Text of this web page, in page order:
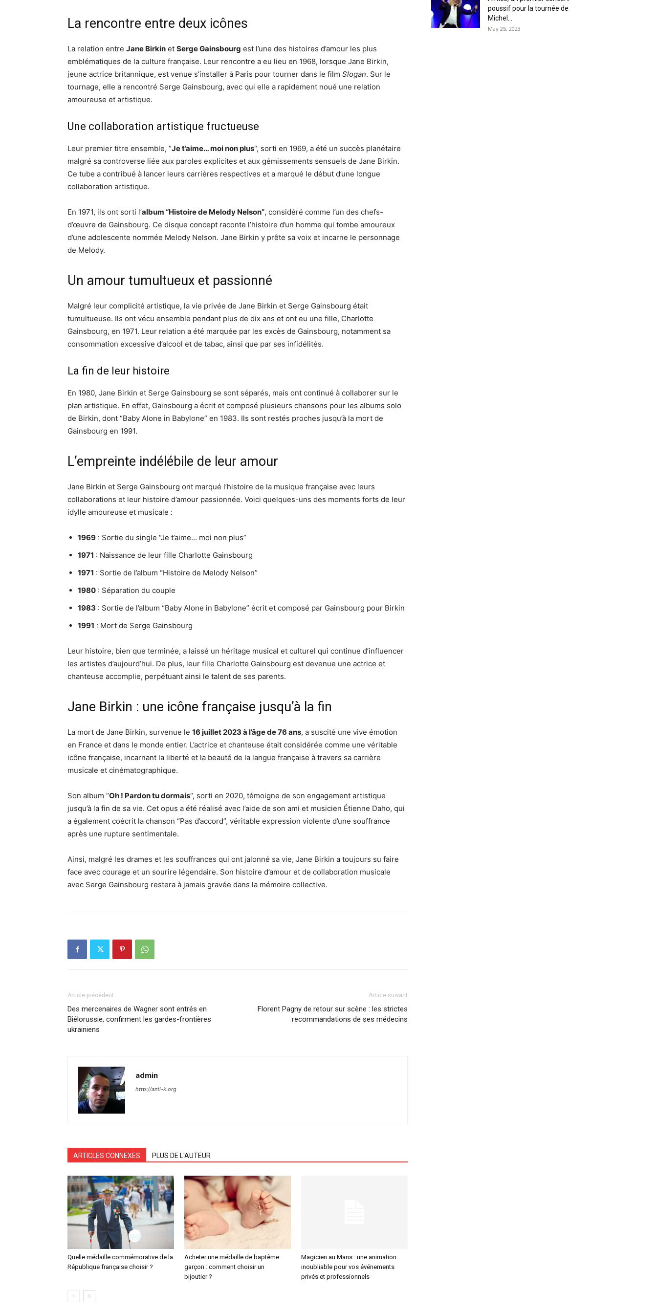
La rencontre entre deux icônes
La relation entre Jane Birkin et Serge Gainsbourg est l’une des histoires d’amour les plus
emblématiques de la culture française. Leur rencontre a eu lieu en 1968, lorsque Jane Birkin,
jeune actrice britannique, est venue s’installer à Paris pour tourner dans le film Slogan. Sur le
tournage, elle a rencontré Serge Gainsbourg, avec qui elle a rapidement noué une relation
amoureuse et artistique.
Une collaboration artistique fructueuse
Leur premier titre ensemble, “Je t’aime… moi non plus“, sorti en 1969, a été un succès planétaire
malgré sa controverse liée aux paroles explicites et aux gémissements sensuels de Jane Birkin.
Ce tube a contribué à lancer leurs carrières respectives et a marqué le début d’une longue
collaboration artistique.
En 1971, ils ont sorti l’album “Histoire de Melody Nelson”, considéré comme l’un des chefs-
d’œuvre de Gainsbourg. Ce disque concept raconte l’histoire d’un homme qui tombe amoureux
d’une adolescente nommée Melody Nelson. Jane Birkin y prête sa voix et incarne le personnage
de Melody.
Un amour tumultueux et passionné
Malgré leur complicité artistique, la vie privée de Jane Birkin et Serge Gainsbourg était
tumultueuse. Ils ont vécu ensemble pendant plus de dix ans et ont eu une fille, Charlotte
Gainsbourg, en 1971. Leur relation a été marquée par les excès de Gainsbourg, notamment sa
consommation excessive d’alcool et de tabac, ainsi que par ses infidélités.
La fin de leur histoire
En 1980, Jane Birkin et Serge Gainsbourg se sont séparés, mais ont continué à collaborer sur le
plan artistique. En effet, Gainsbourg a écrit et composé plusieurs chansons pour les albums solo
de Birkin, dont “Baby Alone in Babylone” en 1983. Ils sont restés proches jusqu’à la mort de
Gainsbourg en 1991.
L’empreinte indélébile de leur amour
Jane Birkin et Serge Gainsbourg ont marqué l’histoire de la musique française avec leurs
collaborations et leur histoire d’amour passionnée. Voici quelques-uns des moments forts de leur
idylle amoureuse et musicale :
1969 : Sortie du single “Je t’aime… moi non plus”
1971 : Naissance de leur fille Charlotte Gainsbourg
1971 : Sortie de l’album “Histoire de Melody Nelson”
1980 : Séparation du couple
1983 : Sortie de l’album “Baby Alone in Babylone” écrit et composé par Gainsbourg pour Birkin
1991 : Mort de Serge Gainsbourg
Leur histoire, bien que terminée, a laissé un héritage musical et culturel qui continue d’influencer
les artistes d’aujourd’hui. De plus, leur fille Charlotte Gainsbourg est devenue une actrice et
chanteuse accomplie, perpétuant ainsi le talent de ses parents.
Jane Birkin : une icône française jusqu’à la fin
La mort de Jane Birkin, survenue le 16 juillet 2023 à l’âge de 76 ans, a suscité une vive émotion
en France et dans le monde entier. L’actrice et chanteuse était considérée comme une véritable
icône française, incarnant la liberté et la beauté de la langue française à travers sa carrière
musicale et cinématographique.
Son album “Oh ! Pardon tu dormais“, sorti en 2020, témoigne de son engagement artistique
jusqu’à la fin de sa vie. Cet opus a été réalisé avec l’aide de son ami et musicien Étienne Daho, qui
a également coécrit la chanson “Pas d’accord”, véritable expression violente d’une souffrance
après une rupture sentimentale.
Ainsi, malgré les drames et les souffrances qui ont jalonné sa vie, Jane Birkin a toujours su faire
face avec courage et un sourire légendaire. Son histoire d’amour et de collaboration musicale
avec Serge Gainsbourg restera à jamais gravée dans la mémoire collective.
Article précédent
Des mercenaires de Wagner sont entrés en
Biélorussie, confirment les gardes-frontières
ukrainiens
Article suivant
Florent Pagny de retour sur scène : les strictes
recommandations de ses médecins
admin
http://anti-k.org
ARTICLES CONNEXES PLUS DE L'AUTEUR
Quelle médaille commémorative de la
République française choisir ?
Acheter une médaille de baptême
garçon : comment choisir un
bijoutier ?
Magicien au Mans : une animation
inoubliable pour vos événements
privés et professionnels
poussif pour la tournée de
Michel...
May 25, 2023